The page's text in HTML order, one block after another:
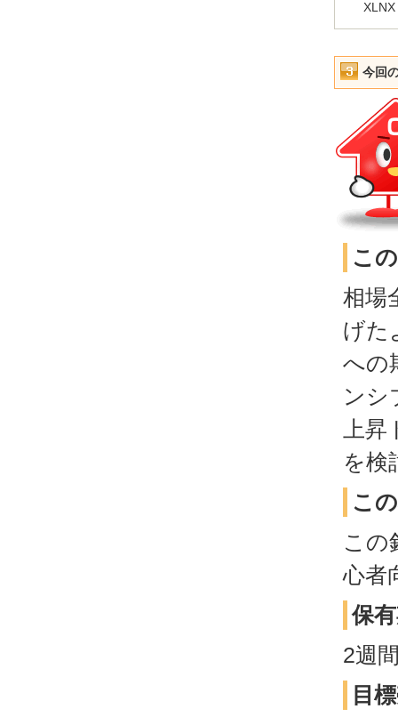
XLNX
今回
こ
相場
げた
への
ンシ
上
を検
こ
この
心者
保
2週
目